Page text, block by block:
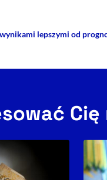
lepszymi od
Cię